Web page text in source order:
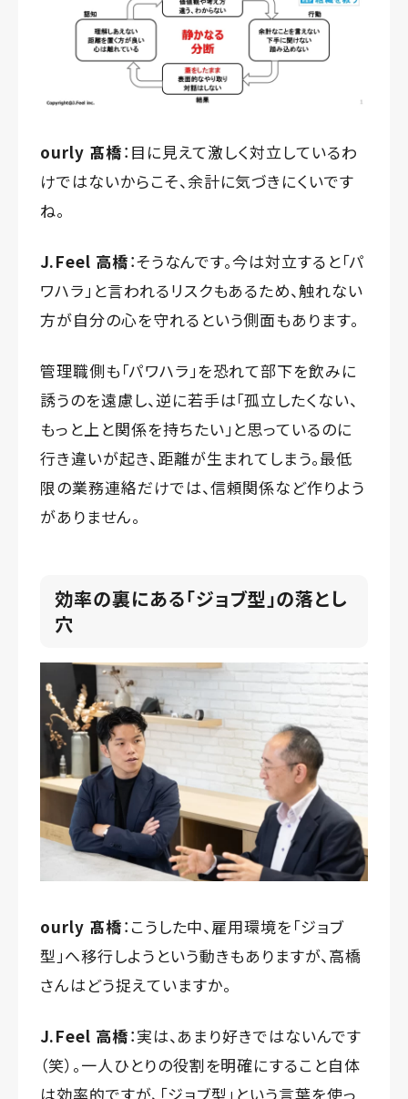
ourly 髙橋：目に見えて激しく対立しているわ
けではないからこそ、余計に気づきにくいです
ね。
J.Feel 高橋：そうなんです。今は対立すると「パ
ワハラ」と言われるリスクもあるため、触れない
方が自分の心を守れるという側面もあります。
管理職側も「パワハラ」を恐れて部下を飲みに
誘うのを遠慮し、逆に若手は「孤立したくない、
もっと上と関係を持ちたい」と思っているのに
行き違いが起き、距離が生まれてしまう。最低
限の業務連絡だけでは、信頼関係など作りよう
がありません。
効率の裏にある「ジョブ型」の落とし
穴
ourly 髙橋：こうした中、雇用環境を「ジョブ
型」へ移行しようという動きもありますが、高橋
さんはどう捉えていますか。
J.Feel 高橋：実は、あまり好きではないんです
（笑）。一人ひとりの役割を明確にすること自体
は効率的ですが、「ジョブ型」という言葉を使っ